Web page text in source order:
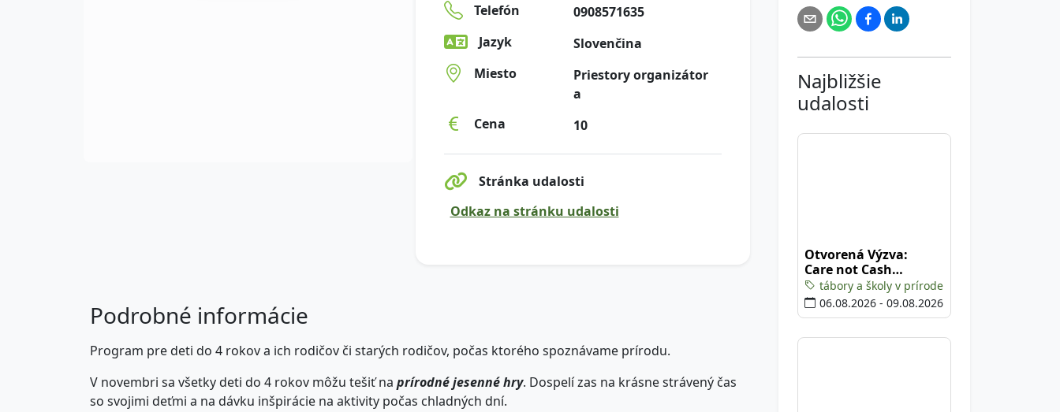
Telefón
0908571635
Jazyk
Slovenčina
Miesto
Priestory organizátor
a
Cena
10
Stránka udalosti
Odkaz na stránku udalosti
Podrobné informácie
Program pre deti do 4 rokov a ich rodičov či starých rodičov, počas ktorého spoznávame prírodu.
V novembri sa všetky deti do 4 rokov môžu tešiť na prírodné jesenné hry. Dospelí zas na krásne strávený čas
so svojimi deťmi a na dávku inšpirácie na aktivity počas chladných dní.
Najbližšie
udalosti
Otvorená Výzva:
Care not Cash
Climate Camp
tábory a školy v prírode
06.08.2026 - 09.08.2026